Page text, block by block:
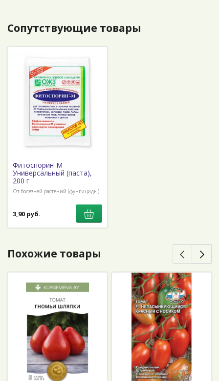
Сопутствующие товары
Фитоспорин-М
Универсальный (паста),
200 г
От болезней растений (фунгициды)
3,90 руб.
Похожие товары